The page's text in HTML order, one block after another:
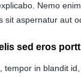
Nemo
sit aspernatur aut
sed eros
in blandit id,